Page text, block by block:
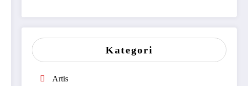
Kategori
Artis